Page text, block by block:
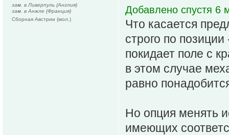
Добавлено спустя 6
Что касается
строго по
покидает поле с
в этом случае
равно
Но опция менять
имеющих
зам. в Ливерпуль (Англия)
зам. в Анжле (Франция)
Сборная Австрии (мол.)